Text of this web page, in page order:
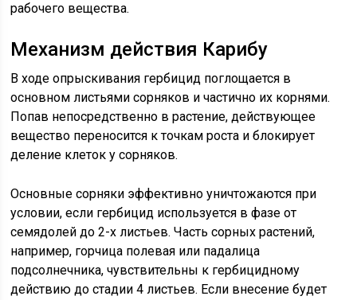
рабочего вещества.
Механизм действия Карибу
В ходе опрыскивания гербицид поглощается в
основном листьями сорняков и частично их корнями.
Попав непосредственно в растение, действующее
вещество переносится к точкам роста и блокирует
деление клеток у сорняков.
Основные сорняки эффективно уничтожаются при
условии, если гербицид используется в фазе от
семядолей до 2-х листьев. Часть сорных растений,
например, горчица полевая или падалица
подсолнечника, чувствительны к гербицидному
действию до стадии 4 листьев. Если внесение будет